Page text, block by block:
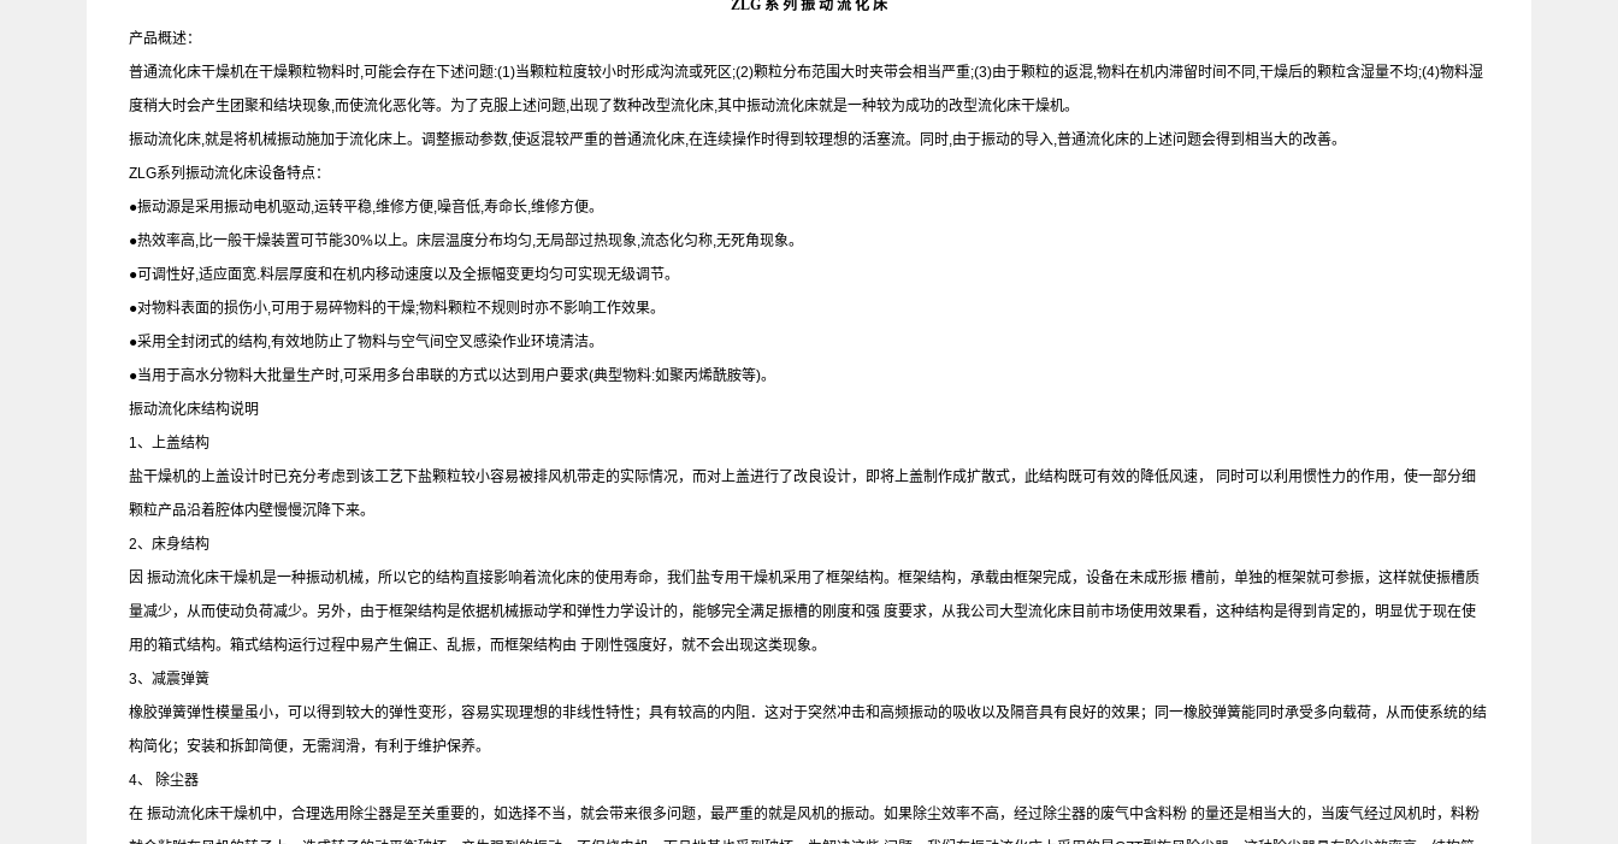
ZLG 系 列 振 动 流 化 床
产品概述：
普通流化床干燥机在干燥颗粒物料时,可能会存在下述问题:(1)当颗粒粒度较小时形成沟流或死区;(2)颗粒分布范围大时夹带会相当严重;(3)由于颗粒的返混,物料在机内滞留时间不同,干燥后的颗粒含湿量不均;(4)物料湿
度稍大时会产生团聚和结块现象,而使流化恶化等。为了克服上述问题,出现了数种改型流化床,其中振动流化床就是一种较为成功的改型流化床干燥机。
振动流化床,就是将机械振动施加于流化床上。调整振动参数,使返混较严重的普通流化床,在连续操作时得到较理想的活塞流。同时,由于振动的导入,普通流化床的上述问题会得到相当大的改善。
ZLG系列振动流化床设备特点：
●振动源是采用振动电机驱动,运转平稳,维修方便,噪音低,寿命长,维修方便。
●热效率高,比一般干燥装置可节能30%以上。床层温度分布均匀,无局部过热现象,流态化匀称,无死角现象。
●可调性好,适应面宽.料层厚度和在机内移动速度以及全振幅变更均匀可实现无级调节。
●对物料表面的损伤小,可用于易碎物料的干燥;物料颗粒不规则时亦不影响工作效果。
●采用全封闭式的结构,有效地防止了物料与空气间空叉感染作业环境清洁。
●当用于高水分物料大批量生产时,可采用多台串联的方式以达到用户要求(典型物料:如聚丙烯酰胺等)。
振动流化床结构说明
1、上盖结构
盐干燥机的上盖设计时已充分考虑到该工艺下盐颗粒较小容易被排风机带走的实际情况，而对上盖进行了改良设计，即将上盖制作成扩散式，此结构既可有效的降低风速， 同时可以利用惯性力的作用，使一部分细
颗粒产品沿着腔体内壁慢慢沉降下来。
2、床身结构
因 振动流化床干燥机是一种振动机械，所以它的结构直接影响着流化床的使用寿命，我们盐专用干燥机采用了框架结构。框架结构，承载由框架完成，设备在未成形振 槽前，单独的框架就可参振，这样就使振槽质
量减少，从而使动负荷减少。另外，由于框架结构是依据机械振动学和弹性力学设计的，能够完全满足振槽的刚度和强 度要求，从我公司大型流化床目前市场使用效果看，这种结构是得到肯定的，明显优于现在使
用的箱式结构。箱式结构运行过程中易产生偏正、乱振，而框架结构由 于刚性强度好，就不会出现这类现象。
3、减震弹簧
橡胶弹簧弹性模量虽小，可以得到较大的弹性变形，容易实现理想的非线性特性；具有较高的内阻．这对于突然冲击和高频振动的吸收以及隔音具有良好的效果；同一橡胶弹簧能同时承受多向载荷，从而使系统的结
构简化；安装和拆卸简便，无需润滑，有利于维护保养。
4、 除尘器
在 振动流化床干燥机中，合理选用除尘器是至关重要的，如选择不当，就会带来很多问题，最严重的就是风机的振动。如果除尘效率不高，经过除尘器的废气中含料粉 的量还是相当大的，当废气经过风机时，料粉